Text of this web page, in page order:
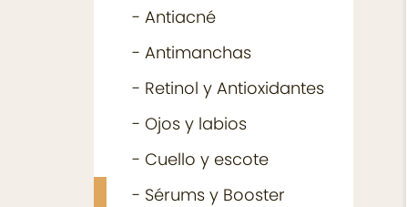
- Antiacné
- Antimanchas
- Retinol y Antioxidantes
- Ojos y labios
- Cuello y escote
- Sérums y Booster